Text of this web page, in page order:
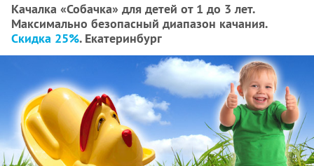
Качалка «Собачка» для детей от 1 до 3 лет.
Максимально безопасный диапазон качания.
Скидка 25%. Екатеринбург